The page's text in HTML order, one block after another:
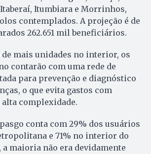
Itaberaí, Itumbiara e Morrinhos,
contemplados. A projeção é de
262.651 mil beneficiários.
de mais unidades no interior, os
contarão com uma rede de
para prevenção e diagnóstico
o que evita gastos com
complexidade.
conta com 29% dos usuários
e 71% no interior do
a maioria não era devidamente